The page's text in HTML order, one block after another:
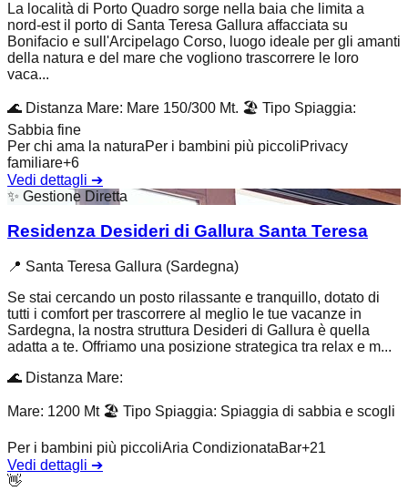
La località di Porto Quadro sorge nella baia che limita a
nord-est il porto di Santa Teresa Gallura affacciata su
Bonifacio e sull'Arcipelago Corso, luogo ideale per gli amanti
della natura e del mare che vogliono trascorrere le loro
vaca...
🌊 Distanza Mare: Mare 150/300 Mt. 🏖️ Tipo Spiaggia:
Sabbia fine
Per chi ama la naturaPer i bambini più piccoliPrivacy
familiare+6
Vedi dettagli ➔
✨ Gestione Diretta
Residenza Desideri di Gallura Santa Teresa
📍 Santa Teresa Gallura (Sardegna)
Se stai cercando un posto rilassante e tranquillo, dotato di
tutti i comfort per trascorrere al meglio le tue vacanze in
Sardegna, la nostra struttura Desideri di Gallura è quella
adatta a te. Offriamo una posizione strategica tra relax e m...
🌊 Distanza Mare:
Mare: 1200 Mt 🏖️ Tipo Spiaggia: Spiaggia di sabbia e scogli
Per i bambini più piccoliAria CondizionataBar+21
Vedi dettagli ➔
👋